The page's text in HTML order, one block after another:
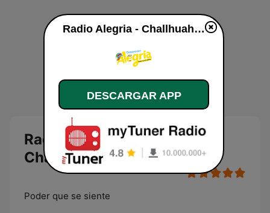
Radio Alegria -
Challhuahuacho
Poder que se siente
Radio Alegria - Challhuahuacho en vivo
DESCARGAR APP